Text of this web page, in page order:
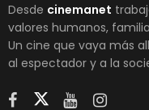
Desde cinemanet
valores humanos,
Un cine que vaya más
al espectador y a la